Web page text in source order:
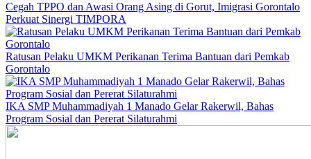
Cegah TPPO dan Awasi Orang Asing di Gorut, Imigrasi Gorontalo
Perkuat Sinergi TIMPORA
Ratusan Pelaku UMKM Perikanan Terima Bantuan dari Pemkab
Gorontalo
IKA SMP Muhammadiyah 1 Manado Gelar Rakerwil, Bahas
Program Sosial dan Pererat Silaturahmi